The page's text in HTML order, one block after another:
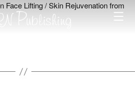
Face Lifting / Skin Rejuvenation from